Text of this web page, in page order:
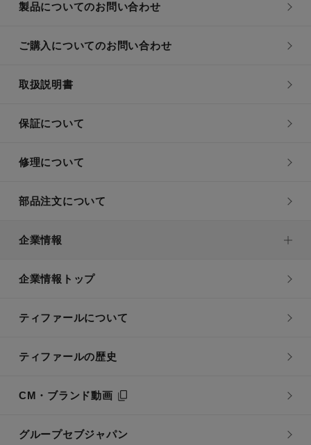
製品についてのお問い合わせ
ご購入についてのお問い合わせ
取扱説明書
保証について
修理について
部品注文について
企業情報
企業情報トップ
ティファールについて
ティファールの歴史
CM・ブランド動画
グループセブジャパン